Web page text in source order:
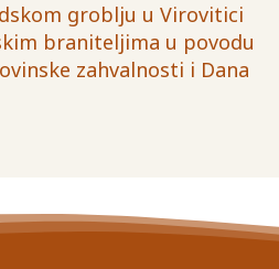
groblju u Virovitici
braniteljima u povodu
zahvalnosti i Dana